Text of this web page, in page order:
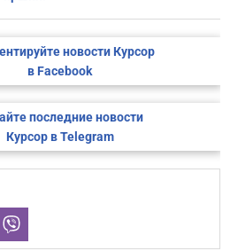
новости Курсор
в Facebook
последние новости
Курсор в Telegram